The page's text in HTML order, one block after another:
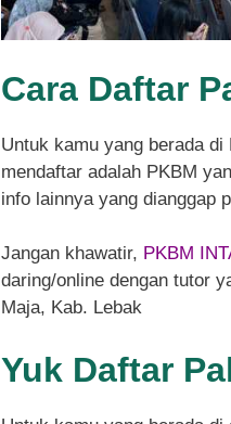
Cara Daftar
Untuk kamu yang berada
mendaftar adalah PKBM
info lainnya yang dianggap
Jangan khawatir, PKBM
daring/online dengan tutor
Maja, Kab. Lebak
Yuk Daftar